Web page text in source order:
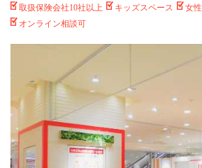
取扱保険会社10社以上 キッズスペース 女
オンライン相談可